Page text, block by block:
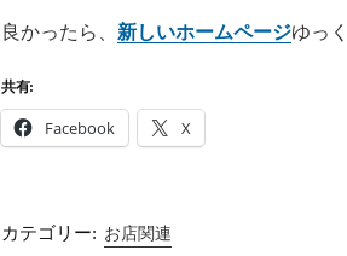
良かったら、 新しいホームページゆっ
共有:
Facebook X
カテゴリー: お店関連